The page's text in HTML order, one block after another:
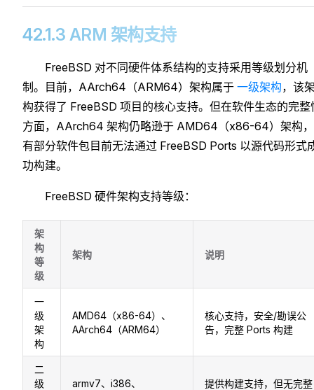
42.1.3 ARM 架构支持
FreeBSD 对不同硬件体系结构的支持采用等级划分机
制。目前，AArch64（ARM64）架构属于 一级架构，该
构获得了 FreeBSD 项目的核心支持。但在软件生态的完整
方面，AArch64 架构仍略逊于 AMD64（x86-64）架构
有部分软件包目前无法通过 FreeBSD Ports 以源代码形式
功构建。
FreeBSD 硬件架构支持等级：
架
构
等
级
架构 说明
一
级
架
构
AMD64（x86-64）、
AArch64（ARM64）
核心支持，安全/勘误公
告，完整 Ports 构建
二
级
armv7、i386、
提供构建支持，但无完整